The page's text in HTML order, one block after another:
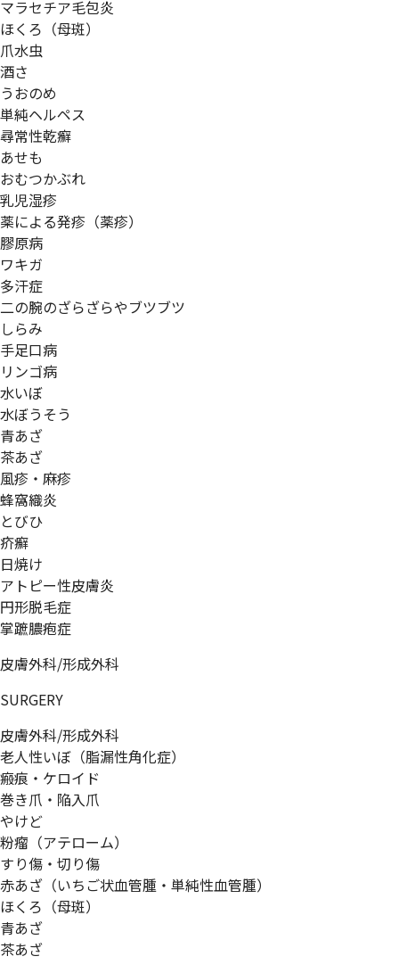
マラセチア毛包炎
ほくろ（母斑）
爪水虫
酒さ
うおのめ
単純ヘルペス
尋常性乾癬
あせも
おむつかぶれ
乳児湿疹
薬による発疹（薬疹）
膠原病
ワキガ
多汗症
二の腕のざらざらやブツブツ
しらみ
手足口病
リンゴ病
水いぼ
水ぼうそう
青あざ
茶あざ
風疹・麻疹
蜂窩織炎
とびひ
疥癬
日焼け
アトピー性皮膚炎
円形脱毛症
掌蹠膿疱症
皮膚外科/形成外科
SURGERY
皮膚外科/形成外科
老人性いぼ（脂漏性角化症）
瘢痕・ケロイド
巻き爪・陥入爪
やけど
粉瘤（アテローム）
すり傷・切り傷
赤あざ（いちご状血管腫・単純性血管腫）
ほくろ（母斑）
青あざ
茶あざ